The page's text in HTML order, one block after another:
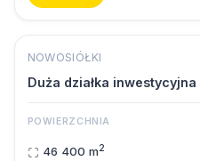
NOWOSIÓŁKI
POWIERZCHNIA
46 400 m2